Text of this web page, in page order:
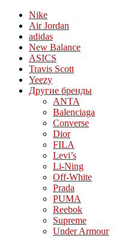
Nike
Air Jordan
adidas
New Balance
ASICS
Travis Scott
Yeezy
Другие бренды
ANTA
Balenciaga
Converse
Dior
FILA
Levi’s
Li-Ning
Off-White
Prada
PUMA
Reebok
Supreme
Under Armour